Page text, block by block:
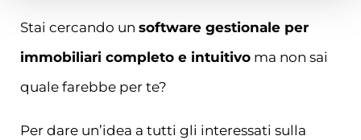
Stai cercando un software gestionale per
immobiliari completo e intuitivo ma non sai
quale farebbe per te?
Per dare un’idea a tutti gli interessati sulla